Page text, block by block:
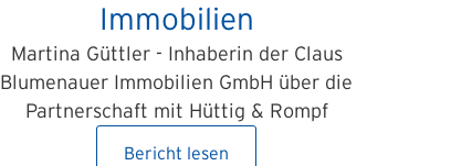
Immobilien
Martina Güttler - Inhaberin der Claus
Blumenauer Immobilien GmbH über die
Partnerschaft mit Hüttig & Rompf
Bericht lesen